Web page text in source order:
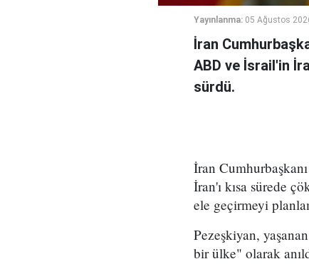
Yayınlanma: 05 Ağustos
İran
ABD ve İsrail'in
sürdü.
İran
İran'ı kısa sürede
ele geçirmeyi
Pezeşkiyan,
bir ülke" olarak